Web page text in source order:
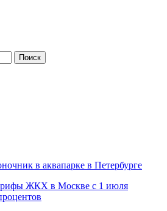
в аквапарке в Петербурге
ЖКХ в Москве с 1 июля